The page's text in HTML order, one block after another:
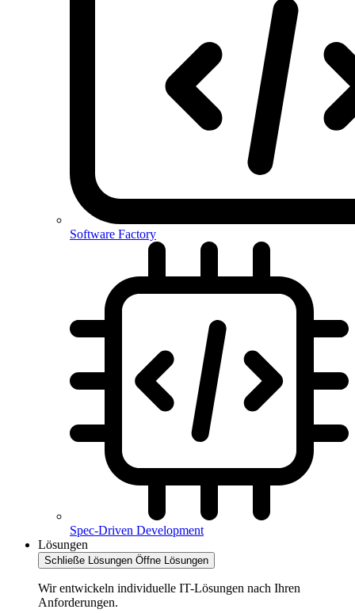
Software Factory
Spec-Driven Development
Lösungen
Schließe Lösungen Öffne Lösungen
Wir entwickeln individuelle IT-Lösungen nach Ihren
Anforderungen.